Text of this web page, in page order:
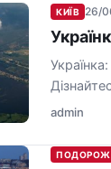
КИЇВ 26/
admin